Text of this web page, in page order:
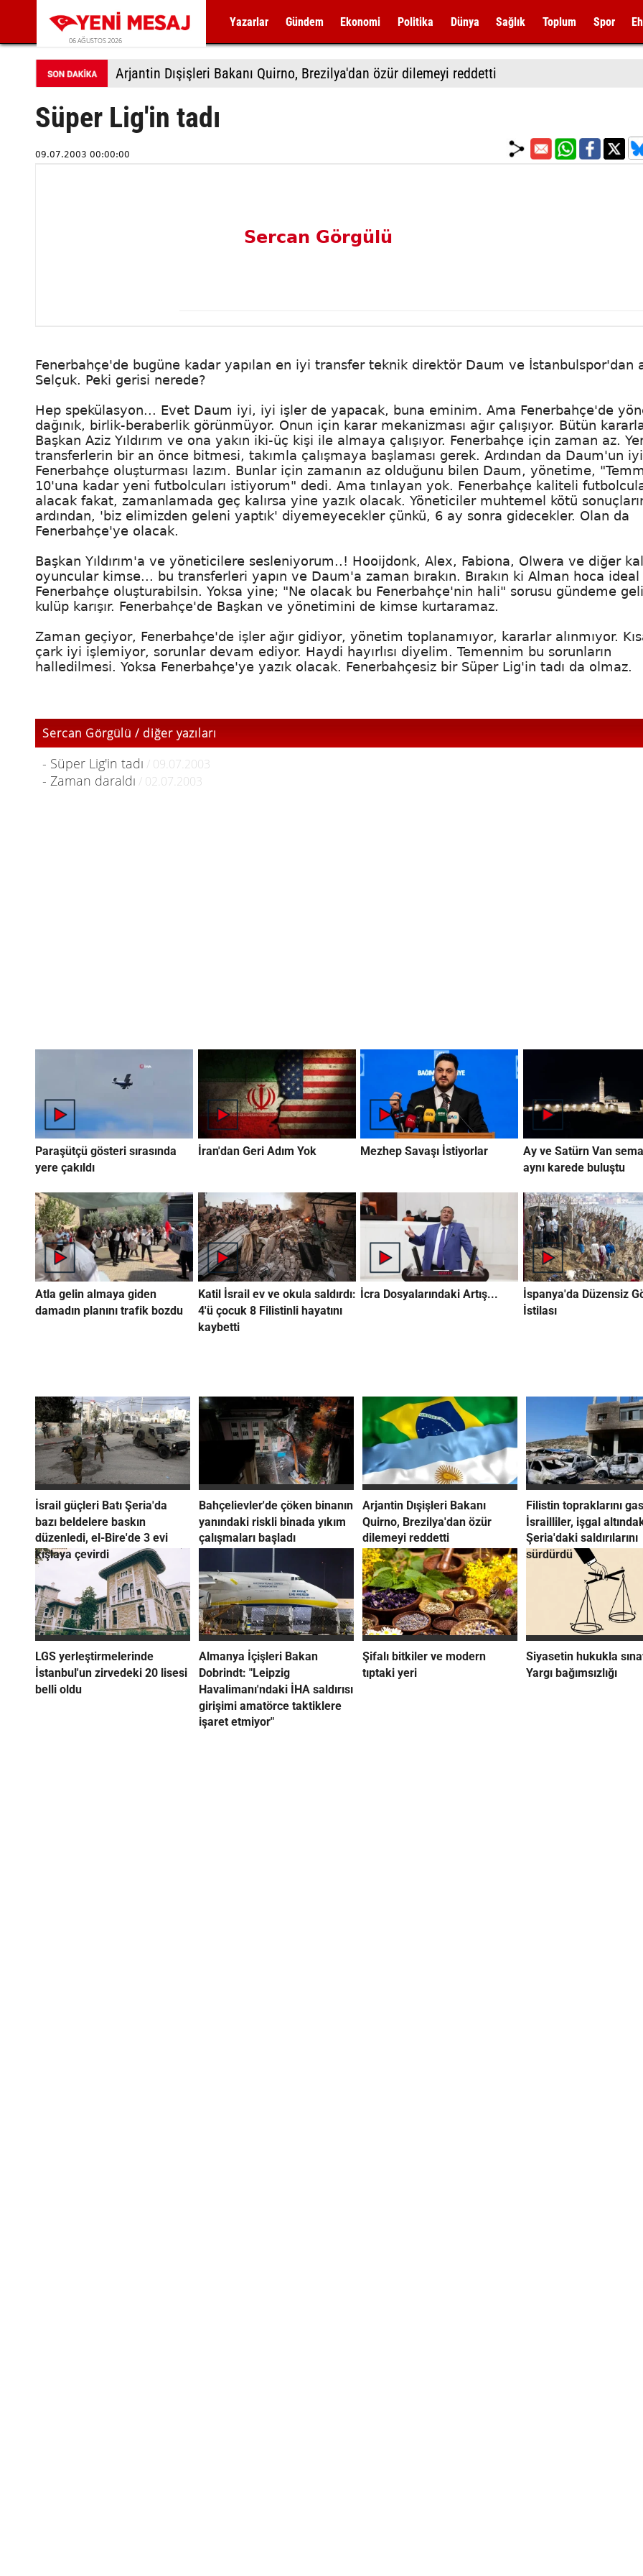
06 AĞUSTOS 2026
Yazarlar Gündem Ekonomi Politika Dünya Sağlık Toplum Spor
Arjantin Dışişleri Bakanı Quirno, Brezilya'dan özür dilemeyi reddetti
Süper Lig'in tadı
09.07.2003 00:00:00
Sercan Görgülü
Fenerbahçe'de bugüne kadar yapılan en iyi transfer teknik direktör Daum ve İstanbulspor'dan
Selçuk. Peki gerisi nerede?
Hep spekülasyon... Evet Daum iyi, iyi işler de yapacak, buna eminim. Ama Fenerbahçe'de
dağınık, birlik-beraberlik görünmüyor. Onun için karar mekanizması ağır çalışıyor. Bütün
Başkan Aziz Yıldırım ve ona yakın iki-üç kişi ile almaya çalışıyor. Fenerbahçe için zaman az.
transferlerin bir an önce bitmesi, takımla çalışmaya başlaması gerek. Ardından da Daum'un
Fenerbahçe oluşturması lazım. Bunlar için zamanın az olduğunu bilen Daum, yönetime,
10'una kadar yeni futbolcuları istiyorum" dedi. Ama tınlayan yok. Fenerbahçe kaliteli
alacak fakat, zamanlamada geç kalırsa yine yazık olacak. Yöneticiler muhtemel kötü
ardından, 'biz elimizden geleni yaptık' diyemeyecekler çünkü, 6 ay sonra gidecekler. Olan da
Fenerbahçe'ye olacak.
Başkan Yıldırım'a ve yöneticilere sesleniyorum..! Hooijdonk, Alex, Fabiona, Olwera ve diğer
oyuncular kimse... bu transferleri yapın ve Daum'a zaman bırakın. Bırakın ki Alman hoca
Fenerbahçe oluşturabilsin. Yoksa yine; "Ne olacak bu Fenerbahçe'nin hali" sorusu gündeme
kulüp karışır. Fenerbahçe'de Başkan ve yönetimini de kimse kurtaramaz.
Zaman geçiyor, Fenerbahçe'de işler ağır gidiyor, yönetim toplanamıyor, kararlar alınmıyor.
çark iyi işlemiyor, sorunlar devam ediyor. Haydi hayırlısı diyelim. Temennim bu sorunların
halledilmesi. Yoksa Fenerbahçe'ye yazık olacak. Fenerbahçesiz bir Süper Lig'in tadı da olmaz.
Sercan Görgülü / diğer yazıları
- Süper Lig'in tadı / 09.07.2003
- Zaman daraldı / 02.07.2003
Paraşütçü gösteri sırasında
yere çakıldı
İran'dan Geri Adım Yok Mezhep Savaşı İstiyorlar
Ay ve Satürn Van
aynı karede buluştu
Atla gelin almaya giden
damadın planını trafik bozdu
Katil İsrail ev ve okula saldırdı:
4'ü çocuk 8 Filistinli hayatını
kaybetti
İcra Dosyalarındaki Artış...
İspanya'da Düzensiz
İstilası
İsrail güçleri Batı Şeria'da
bazı beldelere baskın
düzenledi, el-Bire'de 3 evi
kışlaya çevirdi
Bahçelievler'de çöken binanın
yanındaki riskli binada yıkım
çalışmaları başladı
Arjantin Dışişleri Bakanı
Quirno, Brezilya'dan özür
dilemeyi reddetti
Filistin topraklarını
İsrailliler, işgal
Şeria'daki saldırılarını
sürdürdü
LGS yerleştirmelerinde
İstanbul'un zirvedeki 20 lisesi
belli oldu
Almanya İçişleri Bakan
Dobrindt: "Leipzig
Havalimanı'ndaki İHA saldırısı
girişimi amatörce taktiklere
işaret etmiyor"
Şifalı bitkiler ve modern
tıptaki yeri
Siyasetin hukukla
Yargı bağımsızlığı